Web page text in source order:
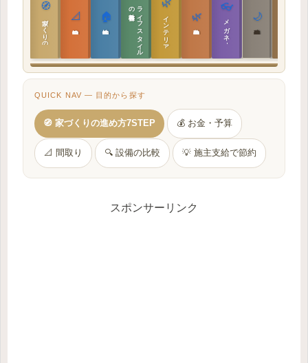
🧭
家づくりの教科書 📐
実施設計の教科書
🏠
性能設計の教科書 ラ
イ
フ
ス
タ
イ
ル
の
教科書
インテリア設計 🌿
敷地設計の教科書
👓
メガネ｜転職 🌙
建築思想の教科書
QUICK NAV — 目的から探す
🧭 家づくりの進め方7STEP 💰 お金・予算
📐 間取り 🔍 設備の比較 💡 施主支給で節約
スポンサーリンク